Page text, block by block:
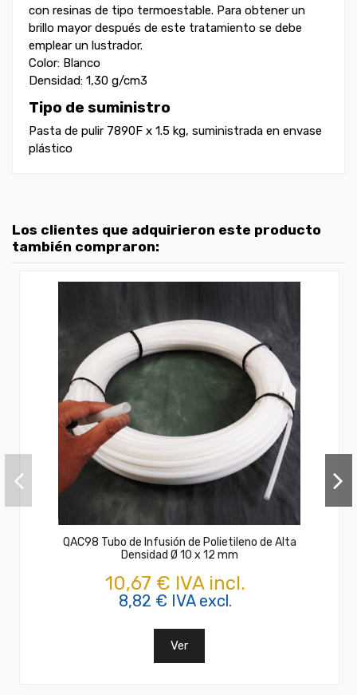
con resinas de tipo termoestable. Para obtener un
brillo mayor después de este tratamiento se debe
emplear un lustrador.
Color: Blanco
Densidad: 1,30 g/cm3
Tipo de suministro
Pasta de pulir 7890F x 1.5 kg, suministrada en envase
plástico
Los clientes que adquirieron este producto
también compraron:
QAC98 Tubo de Infusión de Polietileno de Alta
Densidad Ø 10 x 12 mm
10,67 € IVA incl.
8,82 € IVA excl.
Ver